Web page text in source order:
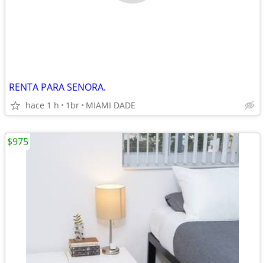
RENTA PARA SENORA.
hace 1 h 1br MIAMI DADE
$975